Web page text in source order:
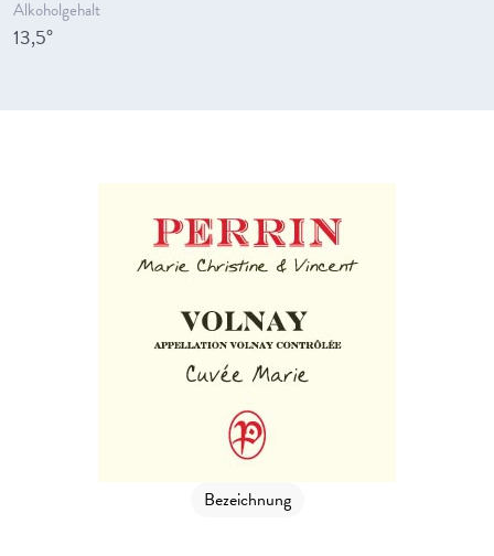
Alkoholgehalt
13,5°
Bezeichnung